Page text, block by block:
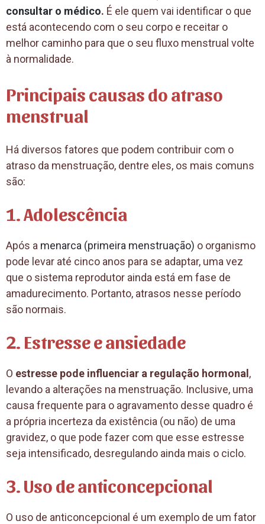
consultar o médico. É ele quem vai identificar o que
está acontecendo com o seu corpo e receitar o
melhor caminho para que o seu fluxo menstrual volte
à normalidade.
Principais causas do atraso
menstrual
Há diversos fatores que podem contribuir com o
atraso da menstruação, dentre eles, os mais comuns
são:
1. Adolescência
Após a menarca (primeira menstruação) o organismo
pode levar até cinco anos para se adaptar, uma vez
que o sistema reprodutor ainda está em fase de
amadurecimento. Portanto, atrasos nesse período
são normais.
2. Estresse e ansiedade
O estresse pode influenciar a regulação hormonal ,
levando a alterações na menstruação. Inclusive, uma
causa frequente para o agravamento desse quadro é
a própria incerteza da existência (ou não) de uma
gravidez, o que pode fazer com que esse estresse
seja intensificado, desregulando ainda mais o ciclo.
3. Uso de anticoncepcional
O uso de anticoncepcional é um exemplo de um fator